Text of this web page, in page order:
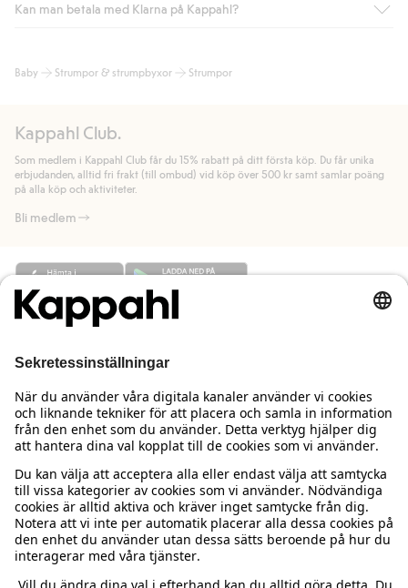
Är du medlem i Kappahl Club har du alltid gratis frakt till butik
automatik efter du loggat in och identifierats som medlem.
handlar för.
Läs mer
Kan man betala med Klarna på Kappahl?
bland annat faktura och swish men även andra betalningssätt.
allmänna villkor.
Läs mer
Baby Strumpor & strumpbyxor Strumpor
Kappahl Club.
Som medlem i Kappahl Club får du 15% rabatt på ditt första köp. Du får unika
erbjudanden, alltid fri frakt (till ombud) vid köp över 500 kr samt samlar poäng
på alla köp och aktiviteter.
Bli medlem
Behöver du hjälp?
Kundservice
Vanliga frågor
Beställning & retur
Kontakta oss
Kappahl Club
Logga in
Kappahl Club
Medlemsvillkor
Om oss
Om Kappahl Group
Villkor & policy
Köpvillkor Sverige
Mer från oss